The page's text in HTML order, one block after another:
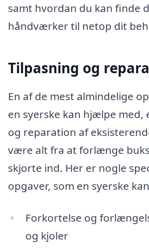
samt hvordan du kan finde
håndværker til netop dit
Tilpasning og
En af de mest almindelige
en syerske kan hjælpe med,
og reparation af
være alt fra at forlænge
skjorte ind. Her er nogle
opgaver, som en syerske
Forkortelse og
og kjoler